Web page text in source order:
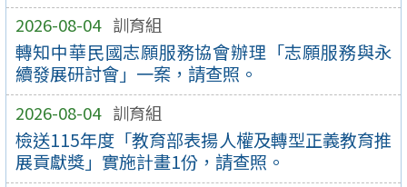
2026-08-04 訓育組
轉知中華民國志願服務協會辦理「志願服務與永
續發展研討會」一案，請查照。
2026-08-04 訓育組
檢送115年度「教育部表揚人權及轉型正義教育推
展貢獻獎」實施計畫1份，請查照。